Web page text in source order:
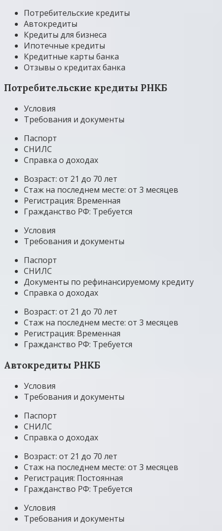
Потребительские кредиты
Автокредиты
Кредиты для бизнеса
Ипотечные кредиты
Кредитные карты банка
Отзывы о кредитах банка
Потребительские кредиты РНКБ
Условия
Требования и документы
Паспорт
СНИЛС
Справка о доходах
Возраст: от 21 до 70 лет
Стаж на последнем месте: от 3 месяцев
Регистрация: Временная
Гражданство РФ: Требуется
Условия
Требования и документы
Паспорт
СНИЛС
Документы по рефинансируемому кредиту
Справка о доходах
Возраст: от 21 до 70 лет
Стаж на последнем месте: от 3 месяцев
Регистрация: Временная
Гражданство РФ: Требуется
Автокредиты РНКБ
Условия
Требования и документы
Паспорт
СНИЛС
Справка о доходах
Возраст: от 21 до 70 лет
Стаж на последнем месте: от 3 месяцев
Регистрация: Постоянная
Гражданство РФ: Требуется
Условия
Требования и документы